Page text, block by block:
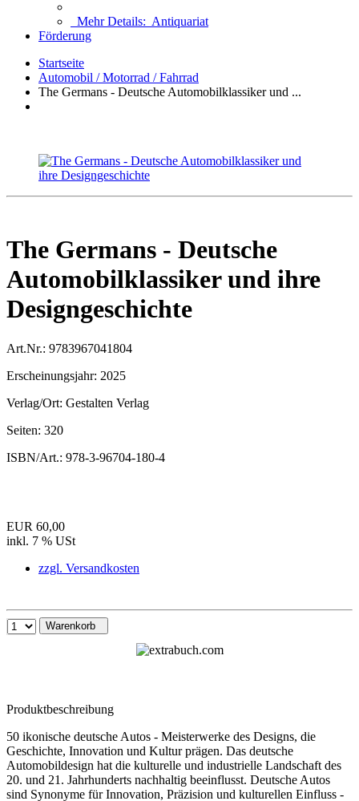
Mehr Details: Antiquariat
Förderung
Startseite
Automobil / Motorrad / Fahrrad
The Germans - Deutsche Automobilklassiker und ...
The Germans - Deutsche
Automobilklassiker und ihre
Designgeschichte
Art.Nr.: 9783967041804
Erscheinungsjahr: 2025
Verlag/Ort: Gestalten Verlag
Seiten: 320
ISBN/Art.: 978-3-96704-180-4
EUR 60,00
inkl. 7 % USt
zzgl. Versandkosten
Warenkorb
Produktbeschreibung
50 ikonische deutsche Autos - Meisterwerke des Designs, die
Geschichte, Innovation und Kultur prägen. Das deutsche
Automobildesign hat die kulturelle und industrielle Landschaft des
20. und 21. Jahrhunderts nachhaltig beeinflusst. Deutsche Autos
sind Synonyme für Innovation, Präzision und kulturellen Einfluss -